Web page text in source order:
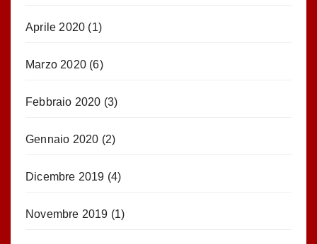
Aprile 2020 (1)
Marzo 2020 (6)
Febbraio 2020 (3)
Gennaio 2020 (2)
Dicembre 2019 (4)
Novembre 2019 (1)